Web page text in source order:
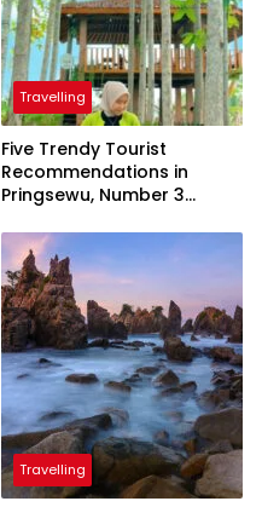
Travelling
Five Trendy Tourist
Recommendations in
Pringsewu, Number 3
President
Travelling